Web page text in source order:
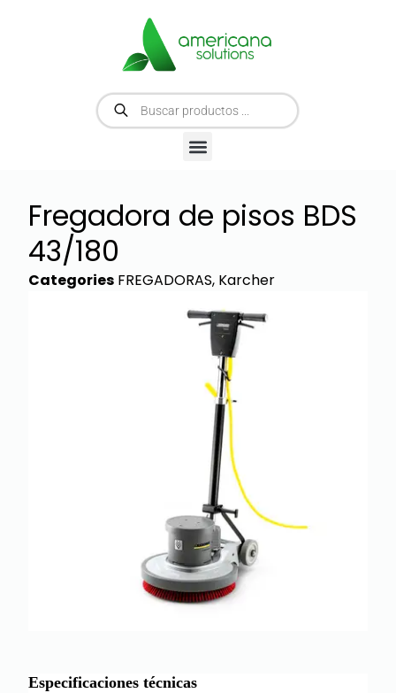
Fregadora de pisos BDS
43/180
Categories FREGADORAS, Karcher
Especificaciones técnicas